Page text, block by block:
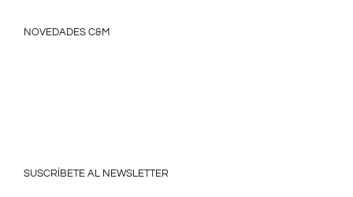
NOVEDADES C&M
SUSCRÍBETE AL NEWSLETTER